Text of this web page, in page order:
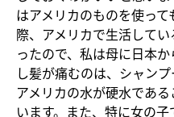
はアメリカのものを使っ
際、アメリカで生活して
ったので、私は母に日本
し髪が痛むのは、シャン
アメリカの水が硬水であ
います。また、特に女の